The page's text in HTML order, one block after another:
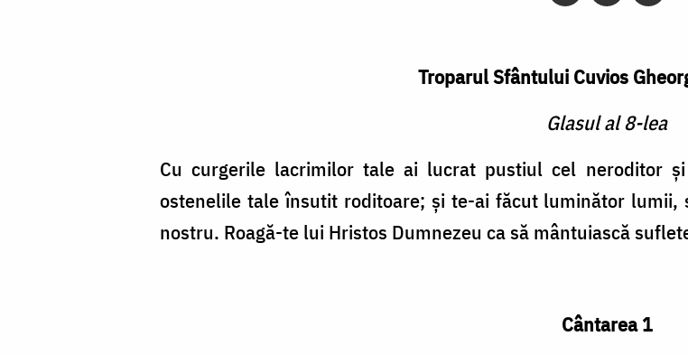
Troparul Sfântului Cuvios
Glasul al 8-lea
Cu curgerile lacrimilor tale ai lucrat pustiul cel neroditor
ostenelile tale însutit roditoare; şi te-ai făcut luminător
nostru. Roagă-te lui Hristos Dumnezeu ca să mântuiască
Cântarea 1